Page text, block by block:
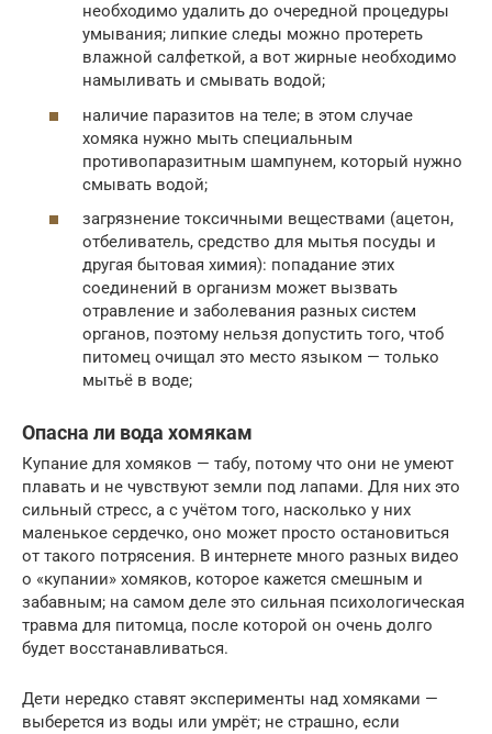
необходимо удалить до очередной процедуры
умывания; липкие следы можно протереть
влажной салфеткой, а вот жирные необходимо
намыливать и смывать водой;
наличие паразитов на теле; в этом случае
хомяка нужно мыть специальным
противопаразитным шампунем, который нужно
смывать водой;
загрязнение токсичными веществами (ацетон,
отбеливатель, средство для мытья посуды и
другая бытовая химия): попадание этих
соединений в организм может вызвать
отравление и заболевания разных систем
органов, поэтому нельзя допустить того, чтоб
питомец очищал это место языком — только
мытьё в воде;
Опасна ли вода хомякам
Купание для хомяков — табу, потому что они не умеют
плавать и не чувствуют земли под лапами. Для них это
сильный стресс, а с учётом того, насколько у них
маленькое сердечко, оно может просто остановиться
от такого потрясения. В интернете много разных видео
о «купании» хомяков, которое кажется смешным и
забавным; на самом деле это сильная психологическая
травма для питомца, после которой он очень долго
будет восстанавливаться.
Дети нередко ставят эксперименты над хомяками —
выберется из воды или умрёт; не страшно, если